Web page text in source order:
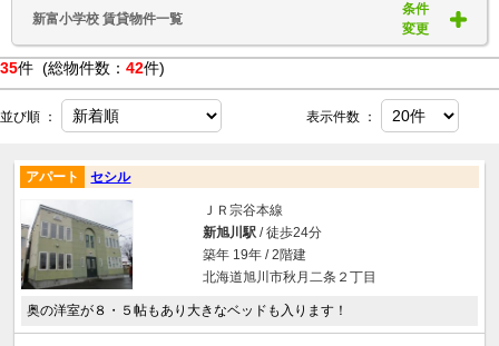
新富小学校 賃貸物件一覧
条件
変更
35件 (総物件数： 42件)
並び順 ： 表示件数 ：
アパート セシル
ＪＲ宗谷本線
新旭川駅/ 徒歩24分
築年 19年 / 2階建
北海道旭川市秋月二条２丁目
奥の洋室が８・５帖もあり大きなベッドも入ります！